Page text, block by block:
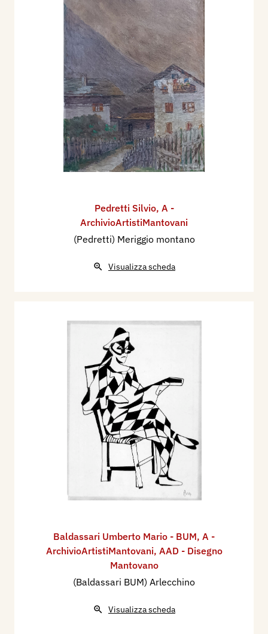
Pedretti Silvio, A -
ArchivioArtistiMantovani
(Pedretti) Meriggio montano
Visualizza scheda
Baldassari Umberto Mario - BUM, A -
ArchivioArtistiMantovani, AAD - Disegno
Mantovano
(Baldassari BUM) Arlecchino
Visualizza scheda